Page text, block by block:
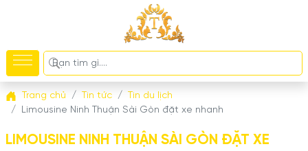
Trang chủ Tin tức
Tin du lịch
Limousine Ninh Thuận Sài Gòn đặt xe nhanh
LIMOUSINE NINH THUẬN SÀI GÒN ĐẶT XE